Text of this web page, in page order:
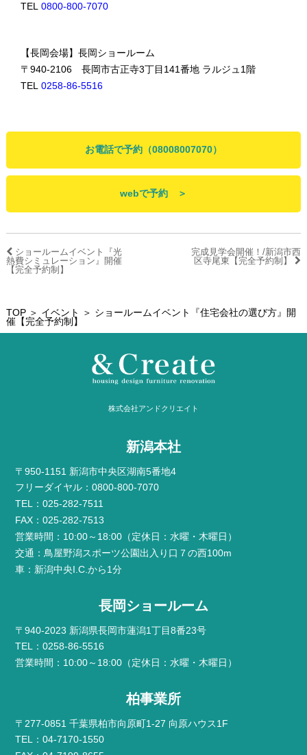
TEL0800-800-7070
【長岡会場】長岡ショールーム
〒940-2106 長岡市古正寺3丁目141番地 ラルジュ1階
TEL0258-86-5516
お電話で予約（08008007070）
webで予約 ＞
ショールームイベント『光
熱費シミュレーション』開催
【完全予約制】
完成見学会開催！/新潟市西
区寺尾東【完全予約制】
TOP＞ イベント
＞ ショールームイベント『住宅会社の選び方』開
催【完全予約制】
株式会社アンドクリエイト
新潟本社
〒950-1151 新潟市中央区湖南5番地4
フリーダイヤル：0800-800-7070
TEL：025-282-7511
FAX：025-282-7513
営業時間：10:00～18:00（定休日：水曜・木曜日）
交通：鳥屋野潟スポーツ公園出入り口７の西100m
車：新潟中央I.C.から1分
長岡ショールーム
〒940-2023 新潟県長岡市蓮潟1丁目8番23号
TEL：0258-86-5516
営業時間：10:00～18:00（定休日：水曜・木曜日）
柏事業所
〒277-0851 千葉県柏市向原町1-27 向原ハウス1F
TEL：04-7170-1550